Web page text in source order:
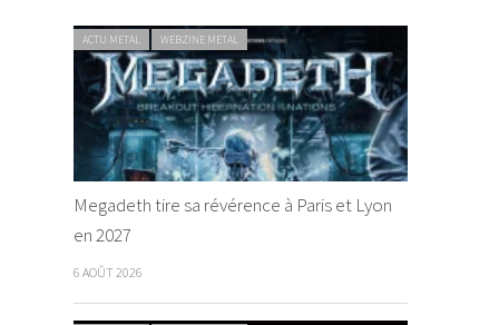
ACTU METAL WEBZINE METAL
Megadeth tire sa révérence à Paris et Lyon
en 2027
6 AOÛT 2026